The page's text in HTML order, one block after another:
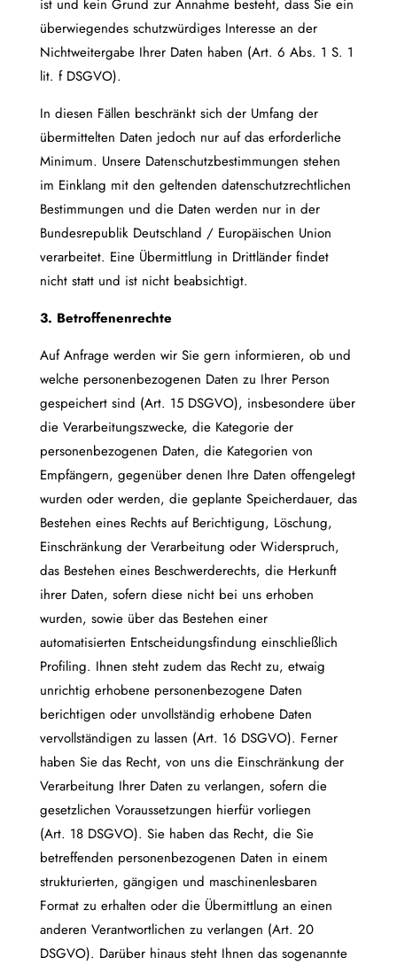
ist und kein Grund zur Annahme besteht, dass Sie ein
überwiegendes schutzwürdiges Interesse an der
Nichtweitergabe Ihrer Daten haben (Art. 6 Abs. 1 S. 1
lit. f DSGVO).
In diesen Fällen beschränkt sich der Umfang der
übermittelten Daten jedoch nur auf das erforderliche
Minimum. Unsere Datenschutzbestimmungen stehen
im Einklang mit den geltenden datenschutzrechtlichen
Bestimmungen und die Daten werden nur in der
Bundesrepublik Deutschland / Europäischen Union
verarbeitet. Eine Übermittlung in Drittländer findet
nicht statt und ist nicht beabsichtigt.
3. Betroffenenrechte
Auf Anfrage werden wir Sie gern informieren, ob und
welche personenbezogenen Daten zu Ihrer Person
gespeichert sind (Art. 15 DSGVO), insbesondere über
die Verarbeitungszwecke, die Kategorie der
personenbezogenen Daten, die Kategorien von
Empfängern, gegenüber denen Ihre Daten offengelegt
wurden oder werden, die geplante Speicherdauer, das
Bestehen eines Rechts auf Berichtigung, Löschung,
Einschränkung der Verarbeitung oder Widerspruch,
das Bestehen eines Beschwerderechts, die Herkunft
ihrer Daten, sofern diese nicht bei uns erhoben
wurden, sowie über das Bestehen einer
automatisierten Entscheidungsfindung einschließlich
Profiling. Ihnen steht zudem das Recht zu, etwaig
unrichtig erhobene personenbezogene Daten
berichtigen oder unvollständig erhobene Daten
vervollständigen zu lassen (Art. 16 DSGVO). Ferner
haben Sie das Recht, von uns die Einschränkung der
Verarbeitung Ihrer Daten zu verlangen, sofern die
gesetzlichen Voraussetzungen hierfür vorliegen
(Art. 18 DSGVO). Sie haben das Recht, die Sie
betreffenden personenbezogenen Daten in einem
strukturierten, gängigen und maschinenlesbaren
Format zu erhalten oder die Übermittlung an einen
anderen Verantwortlichen zu verlangen (Art. 20
DSGVO). Darüber hinaus steht Ihnen das sogenannte